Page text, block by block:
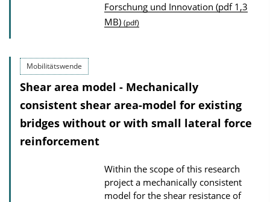
u
b
a
t
i
D
o
Forschung und Innovation (pdf 1,3
MB) (pdf)
Mobilitätswende
Shear area model - Mechanically
consistent shear area-model for existing
bridges without or with small lateral force
reinforcement
Within the scope of this research
project a mechanically consistent
model for the shear resistance of